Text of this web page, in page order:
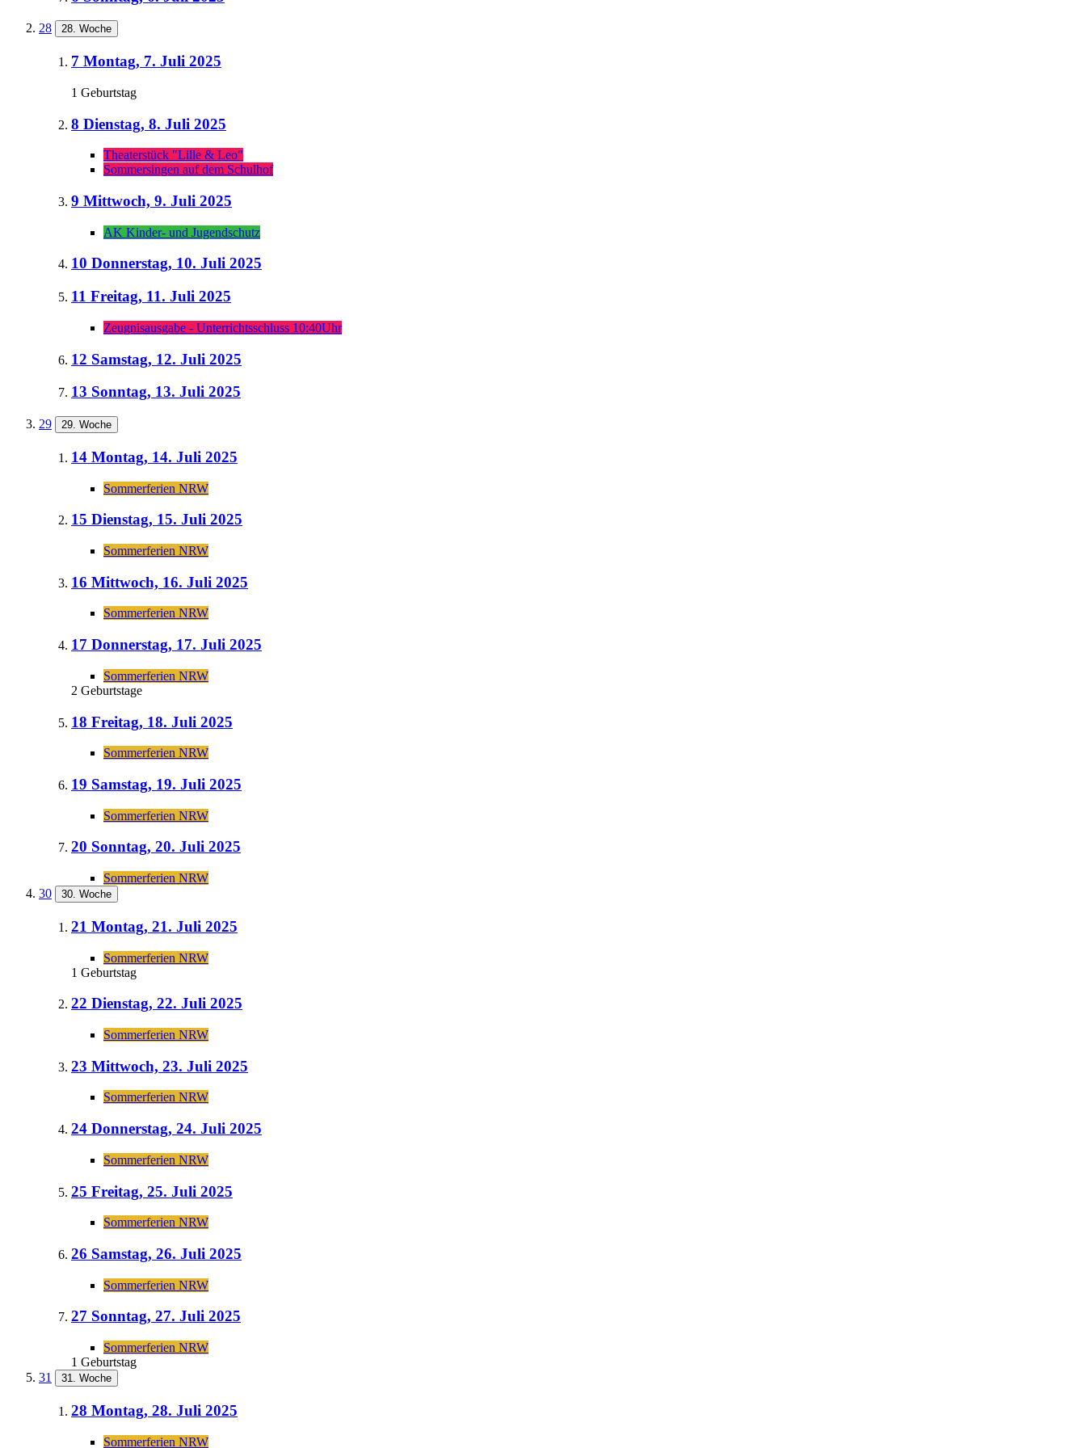
28 28. Woche
7 Montag, 7. Juli 2025
1 Geburtstag
8 Dienstag, 8. Juli 2025
Theaterstück "Lille & Leo"
Sommersingen auf dem Schulhof
9 Mittwoch, 9. Juli 2025
AK Kinder- und Jugendschutz
10 Donnerstag, 10. Juli 2025
11 Freitag, 11. Juli 2025
Zeugnisausgabe - Unterrichtsschluss 10:40Uhr
12 Samstag, 12. Juli 2025
13 Sonntag, 13. Juli 2025
29 29. Woche
14 Montag, 14. Juli 2025
Sommerferien NRW
15 Dienstag, 15. Juli 2025
Sommerferien NRW
16 Mittwoch, 16. Juli 2025
Sommerferien NRW
17 Donnerstag, 17. Juli 2025
Sommerferien NRW
2 Geburtstage
18 Freitag, 18. Juli 2025
Sommerferien NRW
19 Samstag, 19. Juli 2025
Sommerferien NRW
20 Sonntag, 20. Juli 2025
Sommerferien NRW
30
30. Woche
21 Montag, 21. Juli 2025
Sommerferien NRW
1 Geburtstag
22 Dienstag, 22. Juli 2025
Sommerferien NRW
23 Mittwoch, 23. Juli 2025
Sommerferien NRW
24 Donnerstag, 24. Juli 2025
Sommerferien NRW
25 Freitag, 25. Juli 2025
Sommerferien NRW
26 Samstag, 26. Juli 2025
Sommerferien NRW
27 Sonntag, 27. Juli 2025
Sommerferien NRW
1 Geburtstag
31
31. Woche
28 Montag, 28. Juli 2025
Sommerferien NRW